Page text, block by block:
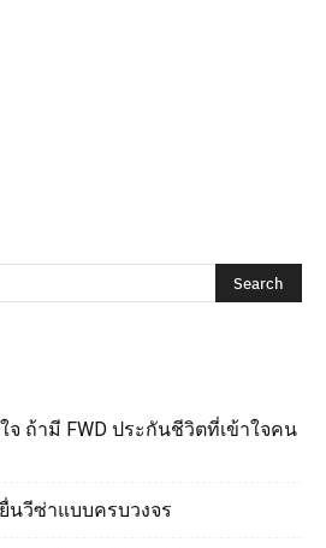
ถ้ามี FWD ประกันชีวิตที่เข้าใจคน
นวีซ่าแบบครบวงจร